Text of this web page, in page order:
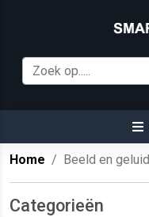
Home Beeld en geluid
Categorieën